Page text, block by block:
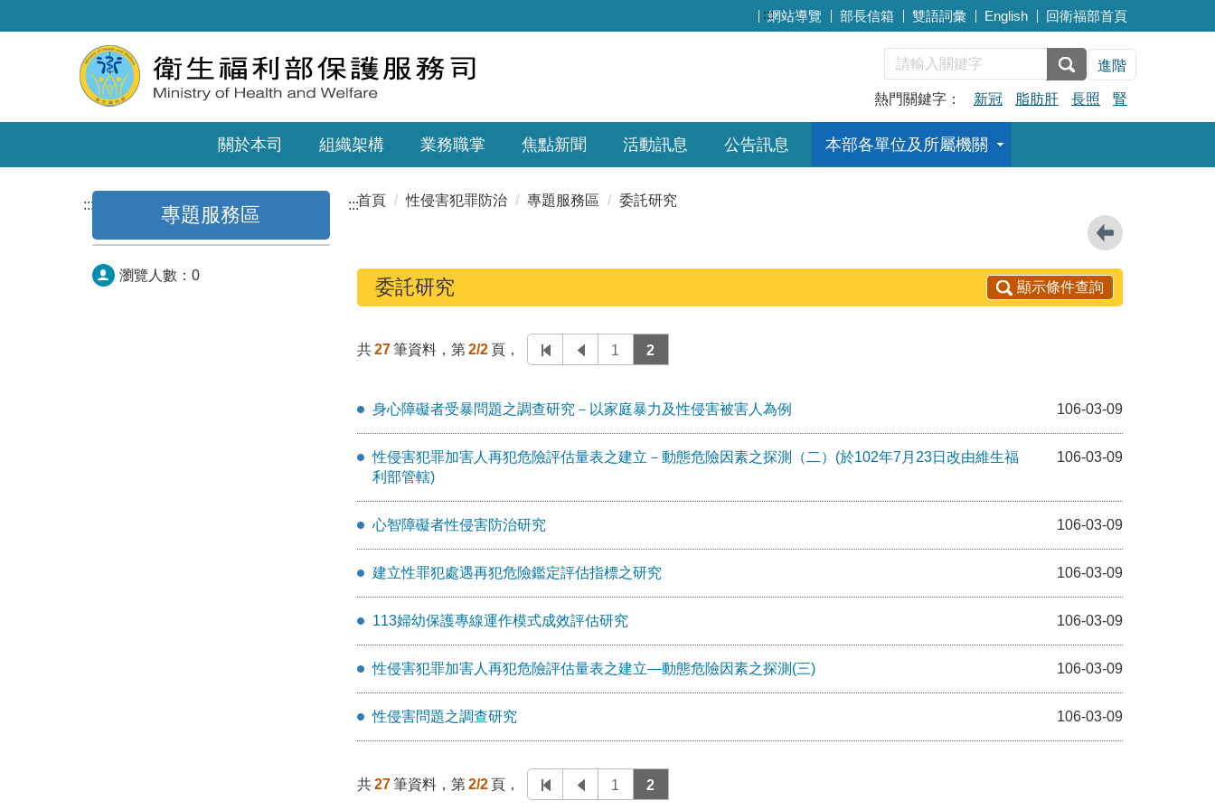
:::網站導覽 部長信箱 雙語詞彙 English 回衛福部首頁
進階
熱門關鍵字： 新冠 脂肪肝 長照 腎
關於本司 組織架構 業務職掌 焦點新聞 活動訊息 公告訊息 本部各單位及所屬機關
::: 專題服務區
瀏覽人數： 0
:::首頁 性侵害犯罪防治 專題服務區 委託研究
委託研究 顯示條件查詢
共 27 筆資料，第 2/2 頁， 1 2
身心障礙者受暴問題之調查研究－以家庭暴力及性侵害被害人為例 106-03-09
性侵害犯罪加害人再犯危險評估量表之建立－動態危險因素之探測（二）(於102年7月23日改由維生福
利部管轄)
106-03-09
心智障礙者性侵害防治研究 106-03-09
建立性罪犯處遇再犯危險鑑定評估指標之研究 106-03-09
113婦幼保護專線運作模式成效評估研究 106-03-09
性侵害犯罪加害人再犯危險評估量表之建立—動態危險因素之探測(三) 106-03-09
性侵害問題之調查研究 106-03-09
共 27 筆資料，第 2/2 頁， 1 2